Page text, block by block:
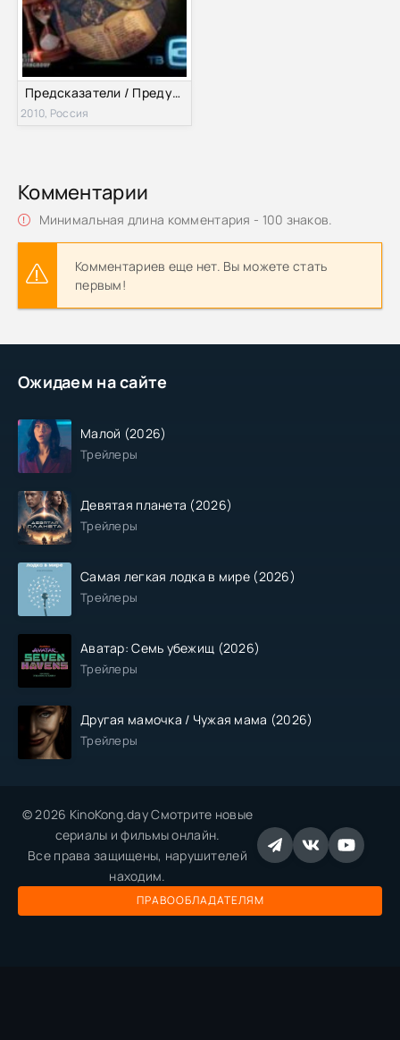
Ожидаем на сайте
Малой (2026)
Трейлеры
Девятая планета (2026)
Трейлеры
Самая легкая лодка в мире (2026)
Трейлеры
Аватар: Семь убежищ (2026)
Трейлеры
Другая мамочка / Чужая мама (2026)
Трейлеры
Предсказатели / Предупреждения Ванги (2010)
2010, Россия
Комментарии
Минимальная длина комментария - 100 знаков.
Комментариев еще нет. Вы можете стать
первым!
© 2026 KinoKong.day Смотрите новые
сериалы и фильмы онлайн.
Все права защищены, нарушителей
находим.
ПРАВООБЛАДАТЕЛЯМ